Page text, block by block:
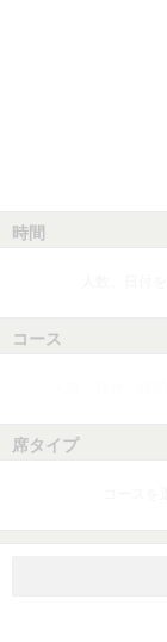
時間
コース
席タイプ